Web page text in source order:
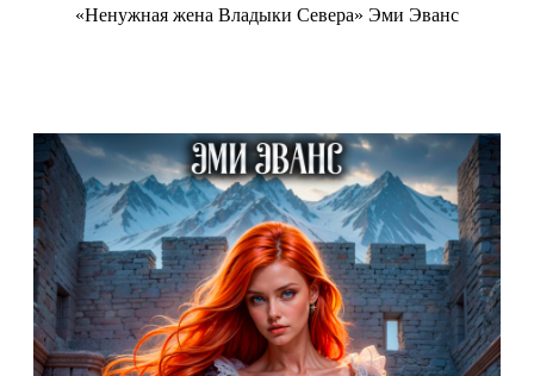
«Ненужная жена Владыки Севера» Эми Эванс